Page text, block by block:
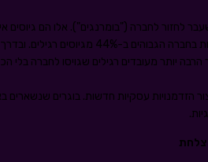
לחזור לחברה ("בומרנגים"). אלו הם גיוסים
הארגונית ויש להם שיעור שימור שארות
יותר מעובדים רגילים שגויסו לחברה בלי
הזדמנויות עסקיות חדשות. בוגרים שנשארים